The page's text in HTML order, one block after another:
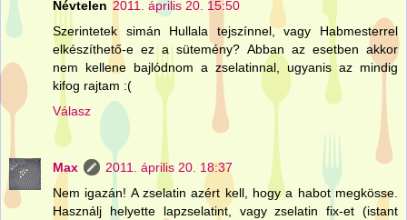
Névtelen 2011. április 20. 15:50
Szerintetek simán Hullala tejszínnel, vagy Habmesterrel
elkészíthető-e ez a sütemény? Abban az esetben akkor
nem kellene bajlódnom a zselatinnal, ugyanis az mindig
kifog rajtam :(
Válasz
Max
2011. április 20. 18:37
Nem igazán! A zselatin azért kell, hogy a habot megkösse.
Használj helyette lapzselatint, vagy zselatin fix-et (istant